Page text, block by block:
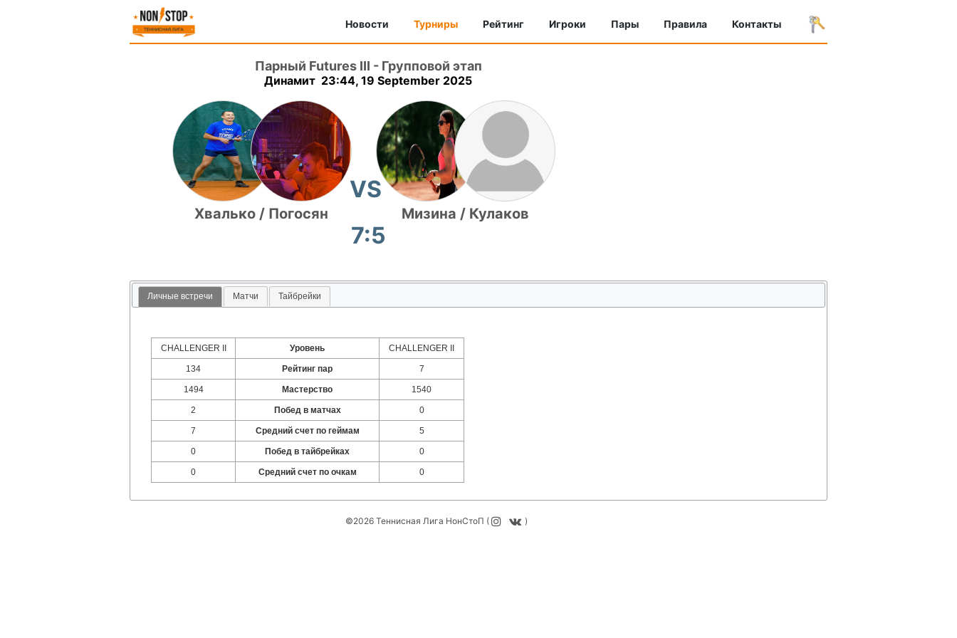
Новости Турниры Рейтинг Игроки Пары Правила Контакты
Парный Futures III - Групповой этап
Динамит 23:44, 19 September 2025
Хвалько / Погосян
VS
Мизина / Кулаков
7:5
Личные встречи Матчи Тайбрейки
CHALLENGER II Уровень CHALLENGER II
134 Рейтинг пар 7
1494 Мастерство 1540
2 Побед в матчах 0
7 Средний счет по геймам 5
0 Побед в тайбрейках 0
0 Средний счет по очкам 0
©2026 Теннисная Лига НонСтоП ( )